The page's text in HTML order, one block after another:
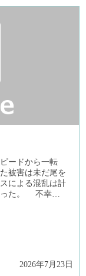
ードから一転
被害は未だ尾を
による混乱は計
った。 不幸…
2026年7月23日